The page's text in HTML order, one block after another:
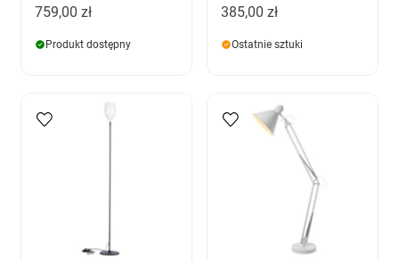
759,00 zł
Produkt dostępny
385,00 zł
Ostatnie sztuki